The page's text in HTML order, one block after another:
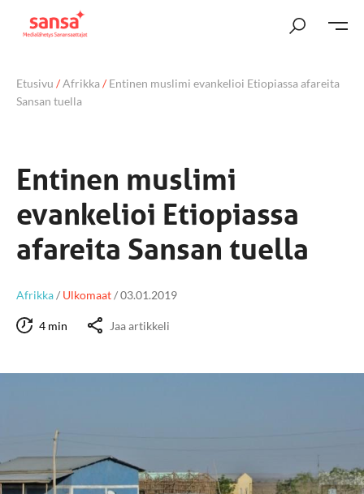
Etusivu /Afrikka/Entinen muslimi evankelioi Etiopiassa afareita
Sansan tuella
Entinen muslimi
evankelioi Etiopiassa
afareita Sansan tuella
Afrikka/ Ulkomaat/03.01.2019
4 min Jaa artikkeli